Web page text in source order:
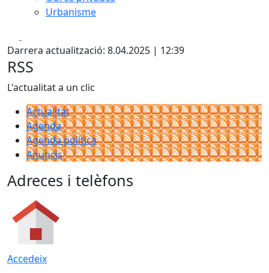
Urbanisme
Darrera actualització: 8.04.2025 | 12:39
RSS
L'actualitat a un clic
Actualitat
Agenda
Agenda política
Anuncis
Adreces i telèfons
Accedeix